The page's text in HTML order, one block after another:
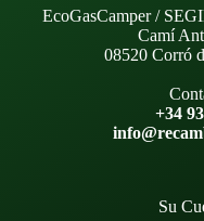
EcoGasCamper /
Camí
08520 Corró
+34
Su